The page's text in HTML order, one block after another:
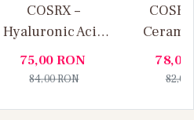
COSRX –
Hyaluronic Acid
Intensive Cream –
Crema intensiva cu
75,00RON
84,00RON
78,00
82,00